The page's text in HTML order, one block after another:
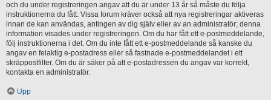
och du under registreringen angav att du är under 13 år så måste du följa
instruktionerna du fått. Vissa forum kräver också att nya registreringar aktiveras
innan de kan användas, antingen av dig själv eller av an administratör; denna
information visades under registreringen. Om du har fått ett e-postmeddelande,
följ instruktionerna i det. Om du inte fått ett e-postmeddelande så kanske du
angav en felaktig e-postadress eller så fastnade e-postmeddelandet i ett
skräppostfilter. Om du är säker på att e-postadressen du angav var korrekt,
kontakta en administratör.
Upp